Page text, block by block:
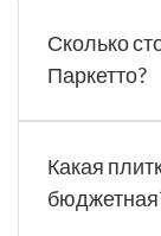
Сколько
Паркетто?
Какая